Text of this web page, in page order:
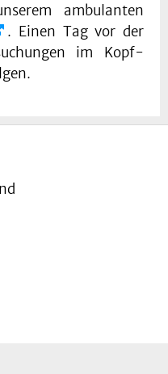
ambulanten
. Einen Tag vor der
im Kopf-